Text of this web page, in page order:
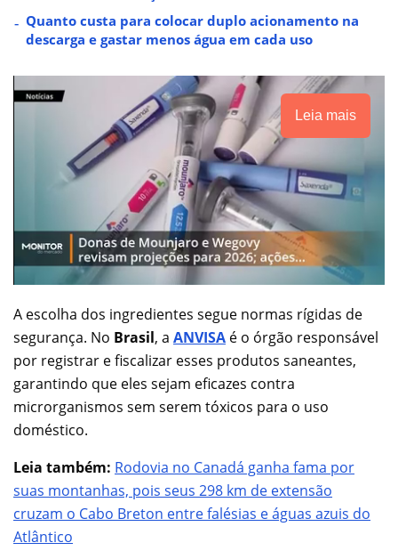
Quanto custa para colocar duplo acionamento na
descarga e gastar menos água em cada uso
Leia mais
A escolha dos ingredientes segue normas rígidas de
segurança. No Brasil, a ANVISA é o órgão responsável
por registrar e fiscalizar esses produtos saneantes,
garantindo que eles sejam eficazes contra
microrganismos sem serem tóxicos para o uso
doméstico.
Leia também: Rodovia no Canadá ganha fama por
suas montanhas, pois seus 298 km de extensão
cruzam o Cabo Breton entre falésias e águas azuis do
Atlântico